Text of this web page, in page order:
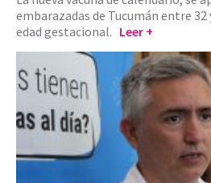
embarazadas de Tucumán entre 32
edad gestacional. Leer +